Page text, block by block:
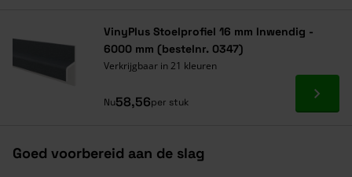
VinyPlus Stoelprofiel 16 mm Inwendig -
6000 mm (bestelnr. 0347)
Verkrijgbaar in 21 kleuren
Nu58,56per stuk Ga
Goed voorbereid aan de slag